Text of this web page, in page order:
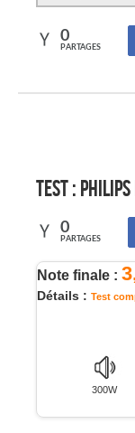
0
PARTAGES
Test : Philips
0
PARTAGES
Note finale :
Détails : Test
300W